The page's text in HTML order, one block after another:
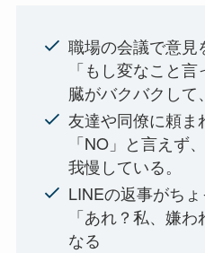
職場の会議で意見
「もし変なこと
臓がバクバクして
友達や同僚に頼ま
「NO」と言えず
我慢している。
LINEの返事がちょ
「あれ？私、嫌
なる